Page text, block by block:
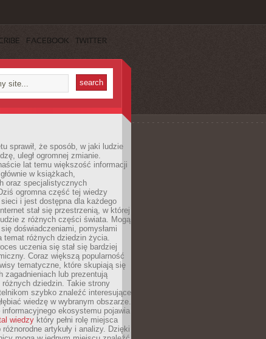
FACEBOOK TWITTER
sprawił, że sposób, w jaki ludzie
uległ ogromnej zmianie.
lat temu większość informacji
w książkach,
oraz specjalistycznych
ogromna część tej wiedzy
i jest dostępna dla każdego
stał się przestrzenią, w której
z różnych części świata. Mogą
doświadczeniami, pomysłami
temat różnych dziedzin życia.
uczenia się stał się bardziej
Coraz większą popularność
tematyczne, które skupiają się
zagadnieniach lub prezentują
różnych dziedzin. Takie strony
szybko znaleźć interesujące
wiedzę w wybranym obszarze.
ekosystemu pojawia
wiedzy który pełni rolę miejsca
różnorodne artykuły i analizy. Dzięki